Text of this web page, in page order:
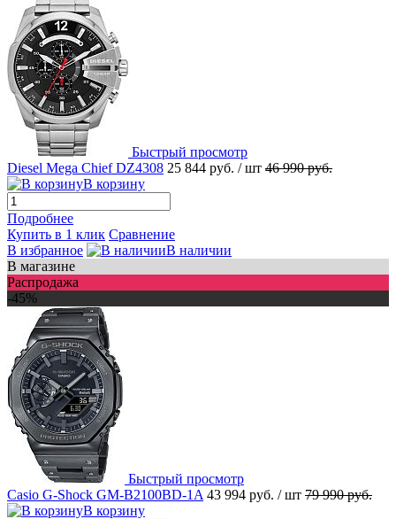
Быстрый просмотр
Diesel Mega Chief DZ4308 25 844 руб. / шт 46 990 руб.
В корзину
Подробнее
Купить в 1 клик Сравнение
В избранное
В наличии
В магазине
Распродажа
-45%
Быстрый просмотр
Casio G-Shock GM-B2100BD-1A 43 994 руб. / шт 79 990 руб.
В корзину